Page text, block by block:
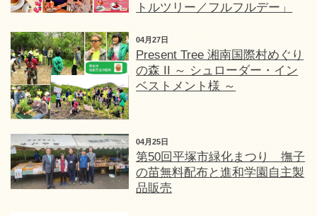
トルツリー／フルフルデー」
04月27日
Present Tree 湘南国際村めぐり
の森 II ～ シュローダー・イン
ベストメント様 ～
04月25日
第50回平塚市緑化まつり 撫子
の苗無料配布と進和学園自主製
品販売